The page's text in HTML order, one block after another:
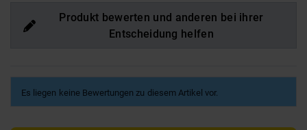
Produkt bewerten und anderen bei ihrer
Entscheidung helfen
Es liegen keine Bewertungen zu diesem Artikel vor.